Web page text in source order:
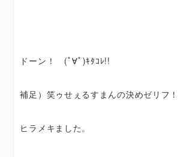
ドーン！ (ﾟ∀ﾟ)ｷﾀｺﾚ!!
補足）笑ゥせぇるすまんの決めゼリフ！
ヒラメキました。